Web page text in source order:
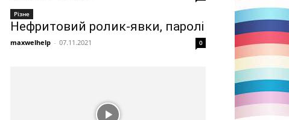
Різне
Нефритовий ролик-явки, паролі
maxwelhelp - 07.11.2021 0